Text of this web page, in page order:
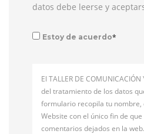
datos debe leerse y
Estoy de acuerdo*
El TALLER DE
del tratamiento de los datos
formulario recopila tu
Website con el único fin de
comentarios dejados en la